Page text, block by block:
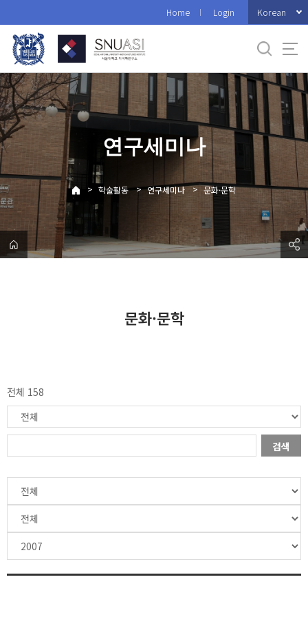
로
메
뉴
Home Login Korean
연구세미나
> 학술활동 > 연구세미나 > 문화·문학
문화·문학
전체 158
검색